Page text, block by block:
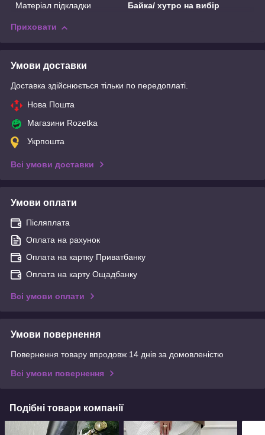
Матеріал підкладки
Байка/ хутро на вибір
Приховати
Умови доставки
Доставка здійснюється тільки по передоплаті.
Нова Пошта
Магазини Rozetka
Укрпошта
Всі умови доставки
Умови оплати
Післяплата
Оплата на рахунок
Оплата на картку Приватбанку
Оплата на карту Ощадбанку
Всі умови оплати
Умови повернення
Повернення товару впродовж 14 днів за домовленістю
Всі умови повернення
Подібні товари компанії